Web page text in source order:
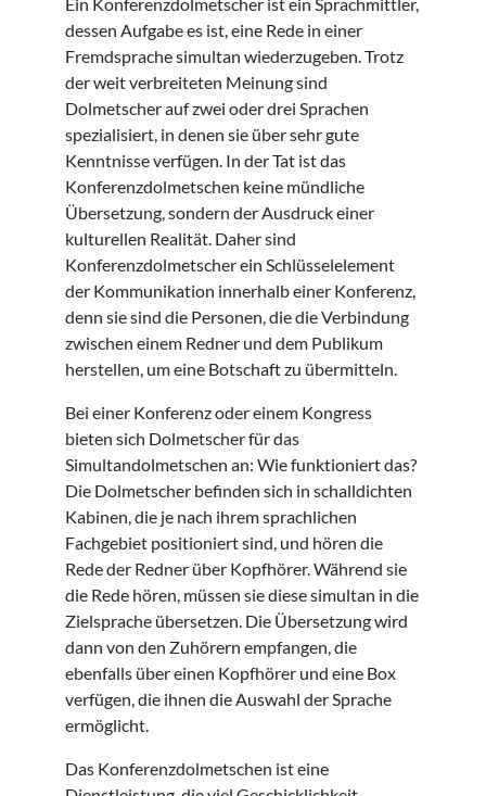
dessen Aufgabe es ist, eine Rede in einer
Fremdsprache simultan wiederzugeben. Trotz
der weit verbreiteten Meinung sind
Dolmetscher auf zwei oder drei Sprachen
spezialisiert, in denen sie über sehr gute
Kenntnisse verfügen. In der Tat ist das
Konferenzdolmetschen keine mündliche
Übersetzung, sondern der Ausdruck einer
kulturellen Realität. Daher sind
Konferenzdolmetscher ein Schlüsselelement
der Kommunikation innerhalb einer Konferenz,
denn sie sind die Personen, die die Verbindung
zwischen einem Redner und dem Publikum
herstellen, um eine Botschaft zu übermitteln.
Bei einer Konferenz oder einem Kongress
bieten sich Dolmetscher für das
Simultandolmetschen an: Wie funktioniert das?
Die Dolmetscher befinden sich in schalldichten
Kabinen, die je nach ihrem sprachlichen
Fachgebiet positioniert sind, und hören die
Rede der Redner über Kopfhörer. Während sie
die Rede hören, müssen sie diese simultan in die
Zielsprache übersetzen. Die Übersetzung wird
dann von den Zuhörern empfangen, die
ebenfalls über einen Kopfhörer und eine Box
verfügen, die ihnen die Auswahl der Sprache
ermöglicht.
Das Konferenzdolmetschen ist eine